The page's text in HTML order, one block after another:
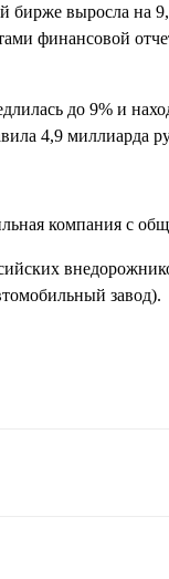
выросла на
финансовой
до 9% и
4,9
компания с
завод).